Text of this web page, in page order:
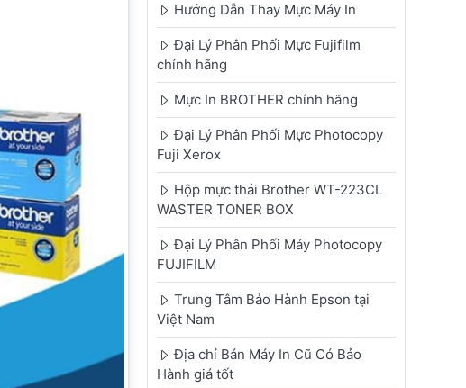
Hướng Dẫn Thay Mực Máy In
Đại Lý Phân Phối Mực Fujifilm
chính hãng
Mực In BROTHER chính hãng
Đại Lý Phân Phối Mực Photocopy
Fuji Xerox
Hộp mực thải Brother WT-223CL
WASTER TONER BOX
Đại Lý Phân Phối Máy Photocopy
FUJIFILM
Trung Tâm Bảo Hành Epson tại
Việt Nam
Địa chỉ Bán Máy In Cũ Có Bảo
Hành giá tốt